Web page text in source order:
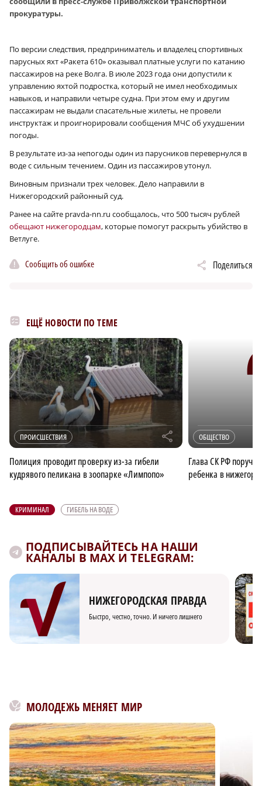
прокуратуры.
По версии следствия, предприниматель и владелец спортивных
парусных яхт «Ракета 610» оказывал платные услуги по катанию
пассажиров на реке Волга. В июле 2023 года они допустили к
управлению яхтой подростка, который не имел необходимых
навыков, и направили четыре судна. При этом ему и другим
пассажирам не выдали спасательные жилеты, не провели
инструктаж и проигнорировали сообщения МЧС об ухудшении
погоды.
В результате из-за непогоды один из парусников перевернулся в
воде с сильным течением. Один из пассажиров утонул.
Виновным признали трех человек. Дело направили в
Нижегородский районный суд.
Ранее на сайте pravda-nn.ru сообщалось, что 500 тысяч рублей
обещают нижегородцам, которые помогут раскрыть убийство в
Ветлуге.
Сообщить об ошибке Поделиться
ЕЩЁ НОВОСТИ ПО ТЕМЕ
ПРОИСШЕСТВИЯ r
Полиция проводит проверку из-за гибели
кудрявого пеликана в зоопарке «Лимпопо»
ОБЩЕСТВО
Глава СК РФ
ребенка в
КРИМИНАЛ ГИБЕЛЬ НА ВОДЕ
ПОДПИСЫВАЙТЕСЬ НА НАШИ
КАНАЛЫ В MAX И TELEGRAM:
НИЖЕГОРОДСКАЯ ПРАВДА
Быстро, честно, точно. И ничего лишнего
МОЛОДЕЖЬ МЕНЯЕТ МИР